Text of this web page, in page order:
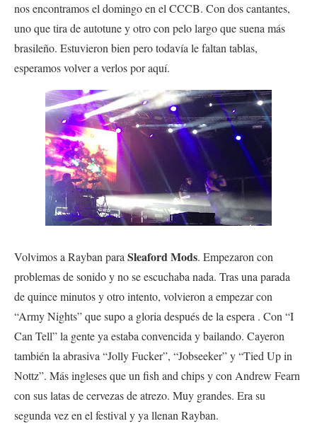
nos encontramos el domingo en el CCCB. Con dos cantantes,
uno que tira de autotune y otro con pelo largo que suena más
brasileño. Estuvieron bien pero todavía le faltan tablas,
esperamos volver a verlos por aquí.
Volvimos a Rayban paraSleaford Mods. Empezaron con
problemas de sonido y no se escuchaba nada. Tras una parada
de quince minutos y otro intento, volvieron a empezar con
“Army Nights” que supo a gloria después de la espera . Con “I
Can Tell” la gente ya estaba convencida y bailando. Cayeron
también la abrasiva “Jolly Fucker”, “Jobseeker” y “Tied Up in
Nottz”. Más ingleses que un fish and chips y con Andrew Fearn
con sus latas de cervezas de atrezo. Muy grandes. Era su
segunda vez en el festival y ya llenan Rayban.